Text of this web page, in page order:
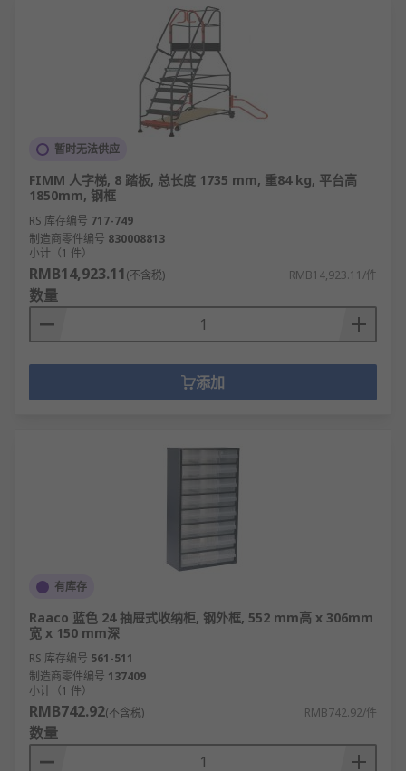
暂时无法供应
FIMM 人字梯, 8 踏板, 总长度 1735 mm, 重84 kg, 平台高
1850mm, 钢框
RS 库存编号 717-749
制造商零件编号 830008813
小计（1 件）
RMB14,923.11(不含税) RMB14,923.11/件
数量
添加
有库存
Raaco 蓝色 24 抽屉式收纳柜, 钢外框, 552 mm高 x 306mm
宽 x 150 mm深
RS 库存编号 561-511
制造商零件编号 137409
小计（1 件）
RMB742.92(不含税) RMB742.92/件
数量